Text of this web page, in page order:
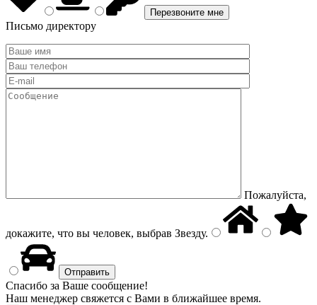
Письмо директору
Пожалуйста,
докажите, что вы человек, выбрав Звезду.
Спасибо за Ваше сообщение!
Наш менеджер свяжется с Вами в ближайшее время.